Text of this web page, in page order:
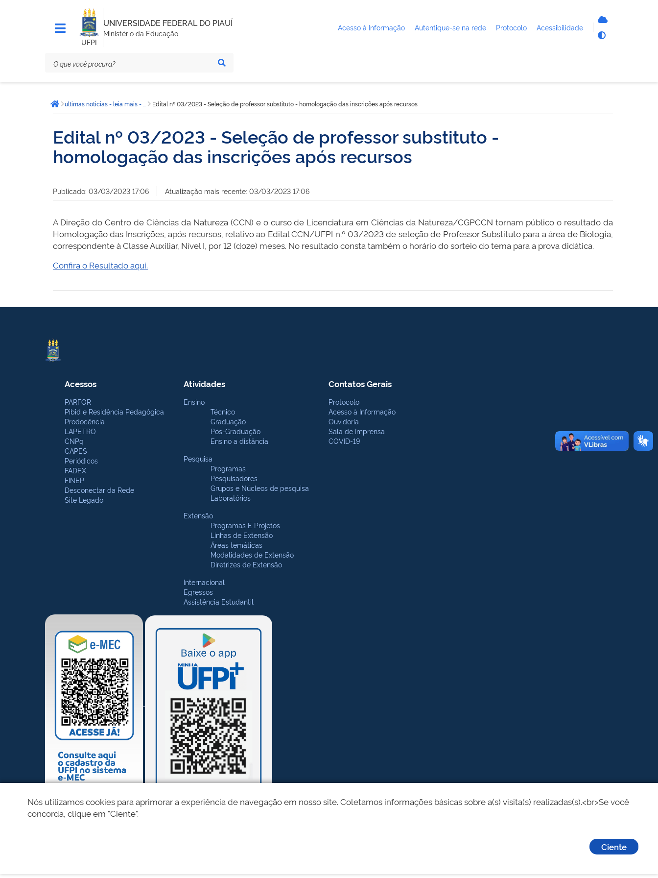
UFPI
UNIVERSIDADE FEDERAL DO PIAUÍ
Ministério da Educação
Acesso à Informação Autentique-se na rede Protocolo Acessibilidade
está
aqui:Página inicial Edital nº 03/2023 - Seleção de professor substituto - homologação das inscrições após recursos
Edital nº 03/2023 - Seleção de professor substituto -
homologação das inscrições após recursos
Publicado: 03/03/2023 17:06 Atualização mais recente: 03/03/2023 17:06
A Direção do Centro de Ciências da Natureza (CCN) e o curso de Licenciatura em Ciências da Natureza/CGPCCN tornam público o resultado da
Homologação das Inscrições, após recursos, relativo ao Edital CCN/UFPI n.º 03/2023 de seleção de Professor Substituto para a área de Biologia,
correspondente à Classe Auxiliar, Nível I, por 12 (doze) meses. No resultado consta também o horário do sorteio do tema para a prova didática.
Confira o Resultado aqui.
Acessos
PARFOR
Pibid e Residência Pedagógica
Prodocência
LAPETRO
CNPq
CAPES
Periódicos
FADEX
FINEP
Desconectar da Rede
Site Legado
Atividades
Ensino
Técnico
Graduação
Pós-Graduação
Ensino a distância
Pesquisa
Programas
Pesquisadores
Grupos e Núcleos de pesquisa
Laboratórios
Extensão
Programas E Projetos
Linhas de Extensão
Áreas temáticas
Modalidades de Extensão
Diretrizes de Extensão
Internacional
Egressos
Assistência Estudantil
Contatos Gerais
Protocolo
Acesso à Informação
Ouvidoria
Sala de Imprensa
COVID-19
Nós utilizamos cookies para aprimorar a experiência de navegação em nosso site. Coletamos informações básicas sobre a(s) visita(s) realizadas(s).<br>Se você
concorda, clique em "Ciente".
Ciente